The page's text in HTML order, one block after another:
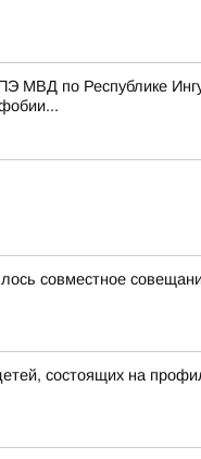
МВД по Республике
совместное
состоящих на